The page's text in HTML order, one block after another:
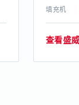
填充机
查看盛